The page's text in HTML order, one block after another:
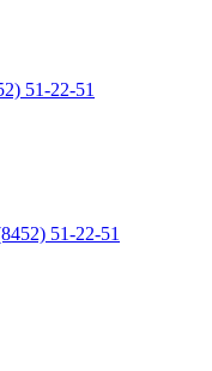
51-22-51
51-22-51